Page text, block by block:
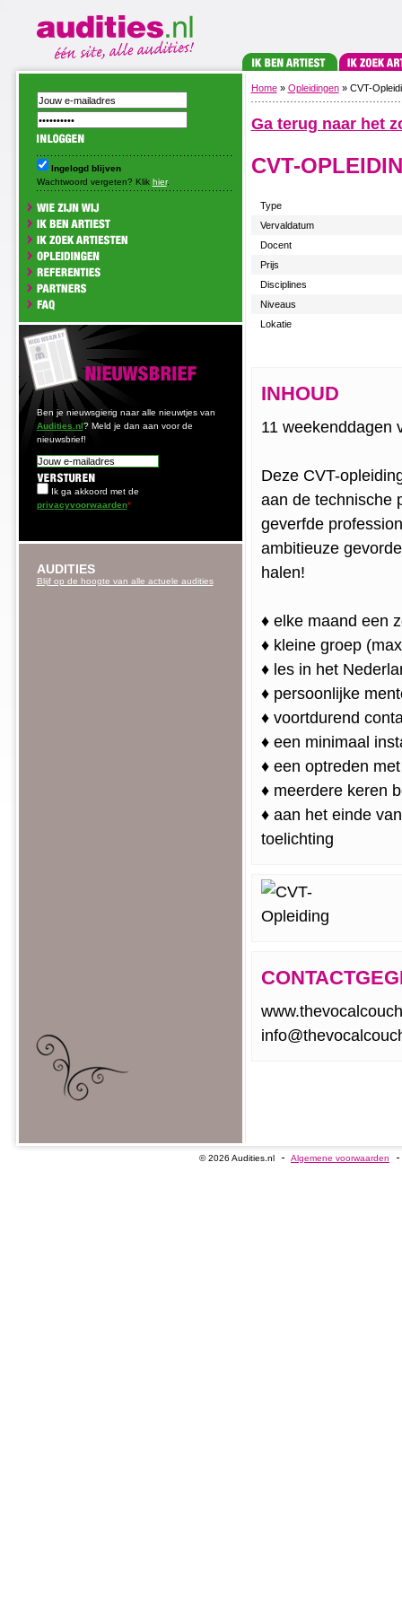
Ingelogd blijven
Wachtwoord vergeten? Klik hier.
Ben je nieuwsgierig naar alle nieuwtjes van
Audities.nl? Meld je dan aan voor de
nieuwsbrief!
Ik ga akkoord met de
privacyvoorwaarden*
AUDITIES
Blijf op de hoogte van alle actuele audities
Home » Opleidingen » CVT-
Ga terug naar het
CVT-
Type
Vervaldatum
Docent
Prijs
Disciplines
Niveaus
Lokatie
INHOUD
11 weekenddagen
Deze CVT-
aan de technische
geverfde
ambitieuze
halen!
♦ elke maand een
♦ kleine groep
♦ les in het
♦ persoonlijke
♦ voortdurend
♦ een minimaal
♦ een optreden
♦ meerdere keren
♦ aan het einde
toelichting
© 2026 Audities.nl Algemene voorwaarden